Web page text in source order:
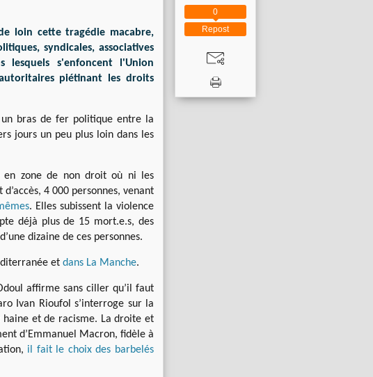
loin cette tragédie macabre,
syndicales, associatives
lesquels s'enfoncent l'Union
piétinant les droits
bras de fer politique entre la
jours un peu plus loin dans les
en zone de non droit où ni les
4 000 personnes, venant
. Elles subissent la violence
déjà plus de 15 mort.e.s, des
dizaine de ces personnes.
et dans La Manche.
affirme sans ciller qu’il faut
Ivan Rioufol s’interroge sur la
et de racisme. La droite et
d’Emmanuel Macron, fidèle à
il fait le choix des barbelés
Repost
0